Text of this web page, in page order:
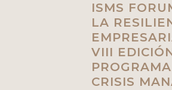
ISMS
LA
VIII
CRISIS